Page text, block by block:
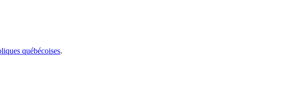
québécoises.